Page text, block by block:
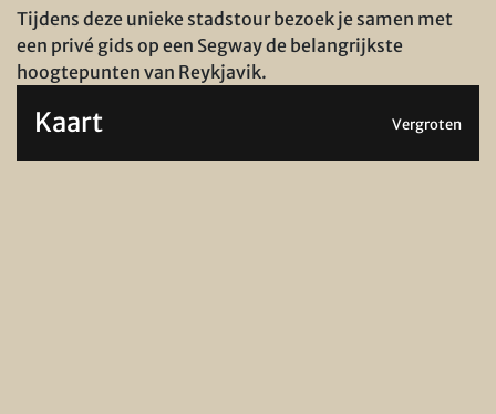
Tijdens deze unieke stadstour bezoek je samen met
een privé gids op een Segway de belangrijkste
hoogtepunten van Reykjavik.
Kaart Vergroten